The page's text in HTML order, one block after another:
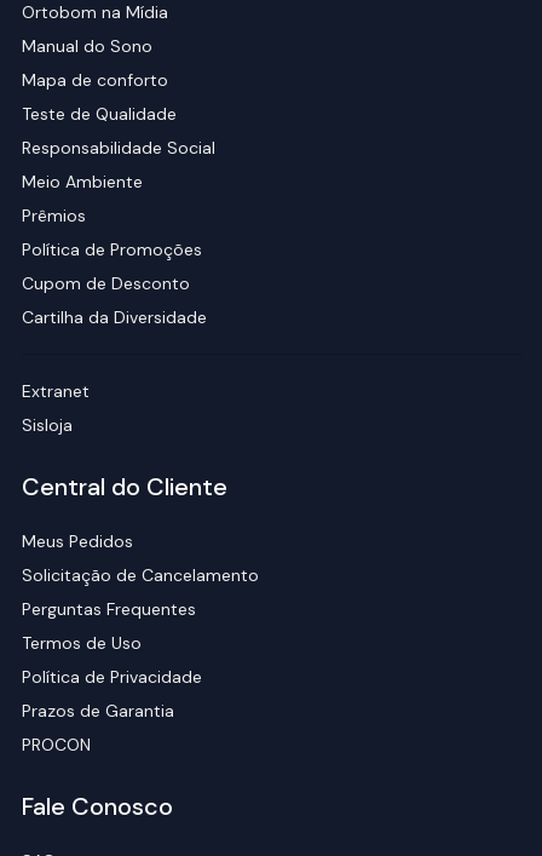
Ortobom na Mídia
Manual do Sono
Mapa de conforto
Teste de Qualidade
Responsabilidade Social
Meio Ambiente
Prêmios
Política de Promoções
Cupom de Desconto
Cartilha da Diversidade
Extranet
Sisloja
Central do Cliente
Meus Pedidos
Solicitação de Cancelamento
Perguntas Frequentes
Termos de Uso
Política de Privacidade
Prazos de Garantia
PROCON
Fale Conosco